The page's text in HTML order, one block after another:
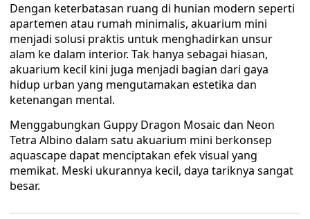
Dengan keterbatasan ruang di hunian modern seperti
apartemen atau rumah minimalis, akuarium mini
menjadi solusi praktis untuk menghadirkan unsur
alam ke dalam interior. Tak hanya sebagai hiasan,
akuarium kecil kini juga menjadi bagian dari gaya
hidup urban yang mengutamakan estetika dan
ketenangan mental.
Menggabungkan Guppy Dragon Mosaic dan Neon
Tetra Albino dalam satu akuarium mini berkonsep
aquascape dapat menciptakan efek visual yang
memikat. Meski ukurannya kecil, daya tariknya sangat
besar.